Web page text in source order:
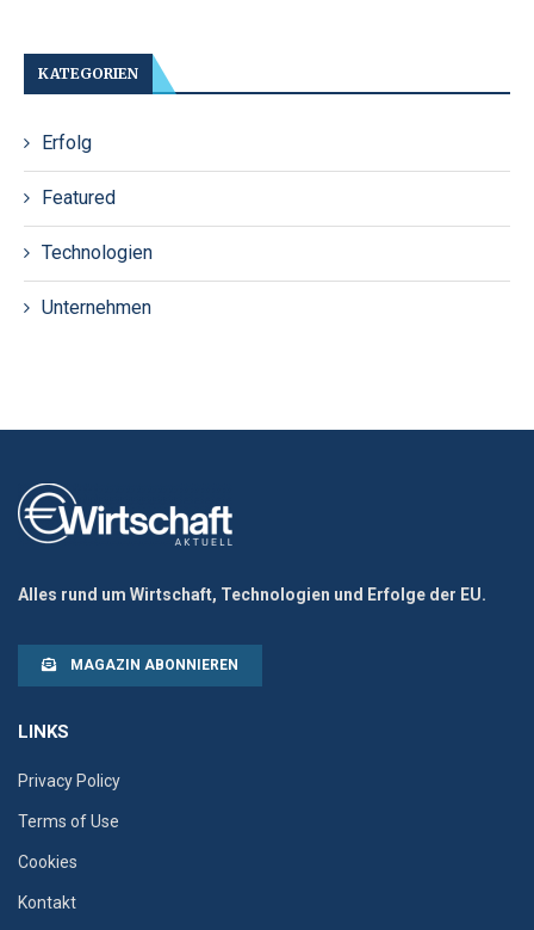
KATEGORIEN
Erfolg
Featured
Technologien
Unternehmen
Alles rund um Wirtschaft, Technologien und Erfolge der EU.
MAGAZIN ABONNIEREN
LINKS
Privacy Policy
Terms of Use
Cookies
Kontakt